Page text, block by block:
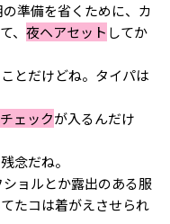
準備を省くために、カ
、 夜ヘアセット してか
とだけどね。タイパは
ェックが入るんだけ
念だね。
ョルとか露出のある服
たコは着がえさせられ